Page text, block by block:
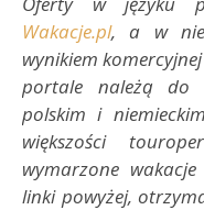
Wakacje.pl, a w
wynikiem
portale należą do
polskim i
większości
wymarzone
linki powyżej,